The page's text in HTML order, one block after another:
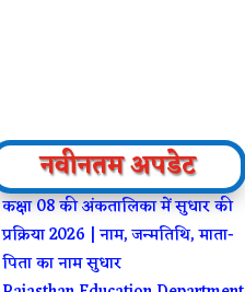
नवीनतम अपडेट
कक्षा 08 की अंकतालिका में सुधार की
प्रक्रिया 2026 | नाम, जन्मतिथि, माता-
पिता का नाम सुधार